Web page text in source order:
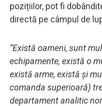
pozițiilor, pot fi
directă pe câmpul de
”Există oameni, sunt
echipamente, există o
există arme, există și
comanda superioară)
departament analitic